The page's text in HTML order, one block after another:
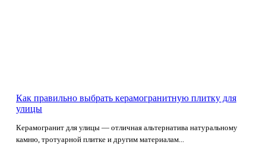
Как правильно выбрать керамогранитную плитку для
улицы
Керамогранит для улицы — отличная альтернатива натуральному
камню, тротуарной плитке и другим материалам...